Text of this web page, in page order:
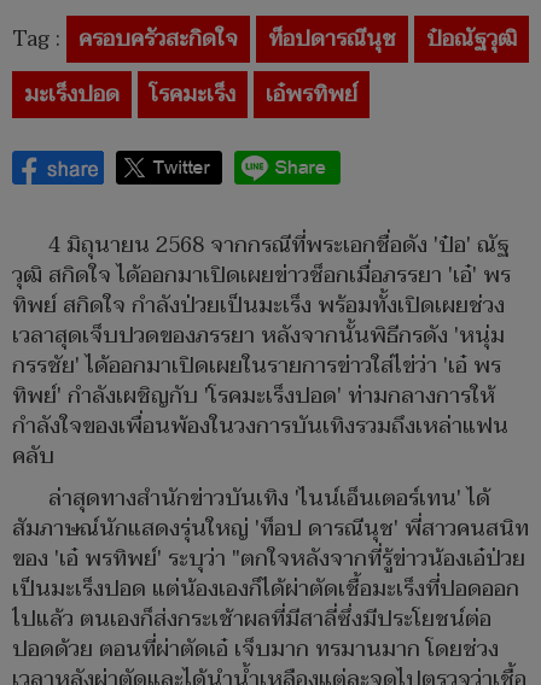
Tag : ครอบครัวสะกิดใจ ท็อปดารณีนุช
ป๋อณัฐวุฒิ
มะเร็งปอด
โรคมะเร็ง เอ๋พรทิพย์
4 มิถุนายน 2568 จากกรณีที่พระเอกชื่อดัง 'ป๋อ' ณัฐ
วุฒิ สกิดใจ ได้ออกมาเปิดเผยข่าวช็อกเมื่อภรรยา 'เอ๋' พร
ทิพย์ สกิดใจ กำลังป่วยเป็นมะเร็ง พร้อมทั้งเปิดเผยช่วง
เวลาสุดเจ็บปวดของภรรยา หลังจากนั้นพิธีกรดัง 'หนุ่ม
กรรชัย' ได้ออกมาเปิดเผยในรายการข่าวใส่ไข่ว่า 'เอ๋ พร
ทิพย์' กำลังเผชิญกับ 'โรคมะเร็งปอด' ท่ามกลางการให้
กำลังใจของเพื่อนพ้องในวงการบันเทิงรวมถึงเหล่าแฟน
คลับ
ล่าสุดทางสำนักข่าวบันเทิง 'ไนน์เอ็นเตอร์เทน' ได้
สัมภาษณ์นักแสดงรุ่นใหญ่ 'ท็อป ดารณีนุช' พี่สาวคนสนิท
ของ 'เอ๋ พรทิพย์' ระบุว่า "ตกใจหลังจากที่รู้ข่าวน้องเอ๋ป่วย
เป็นมะเร็งปอด แต่น้องเองก็ได้ผ่าตัดเชื้อมะเร็งที่ปอดออก
ไปแล้ว ตนเองก็ส่งกระเช้าผลที่มีสาลี่ซึ่งมีประโยชน์ต่อ
ปอดด้วย ตอนที่ผ่าตัดเอ๋ เจ็บมาก ทรมานมาก โดยช่วง